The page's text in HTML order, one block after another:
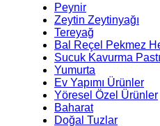
Peynir
Zeytin Zeytinyağı
Tereyağ
Bal Reçel Pekmez
Sucuk Kavurma
Yumurta
Ev Yapımı Ürünler
Yöresel Özel Ürünler
Baharat
Doğal Tuzlar